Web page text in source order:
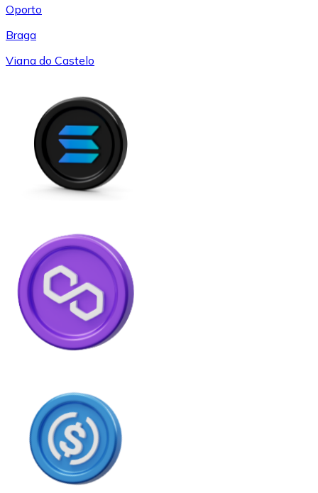
Oporto
Braga
Viana do Castelo